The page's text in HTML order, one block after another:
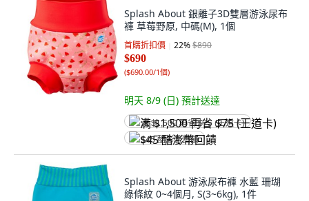
Splash About 銀離子3D雙層游泳尿布
褲 草莓野原, 中碼(M), 1個
首購折扣價 22%$890
$690
($690.00/1個)
明天 8/9 (日) 預計送達
满 $1,500 再省 $75 (王道卡)
$45 酷澎幣回饋
Splash About 游泳尿布褲 水藍 珊瑚
綠條紋 0~4個月, S(3~6kg), 1件